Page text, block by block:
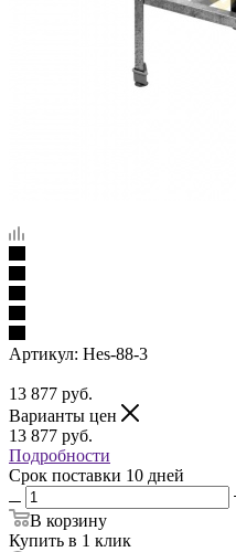
Артикул: Hes-88-3
13 877 руб.
Варианты цен
13 877 руб.
Подробности
Срок поставки 10 дней
В корзину
Купить в 1 клик